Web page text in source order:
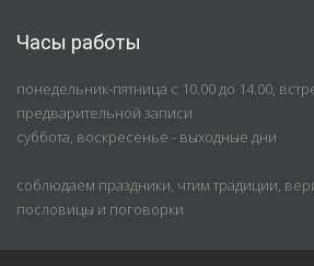
Часы работы
понедельник-пятница с 10.00 до 14.00,
предварительной записи
суббота, воскресенье - выходные дни
соблюдаем праздники, чтим традиции,
пословицы и поговорки